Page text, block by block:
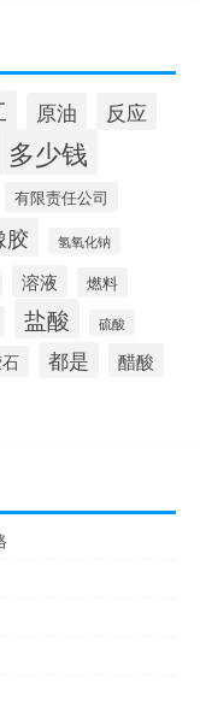
原油 反应
多少钱
有限责任公司
胶 氢氧化钠
溶液 燃料
盐酸 硫酸
都是 醋酸